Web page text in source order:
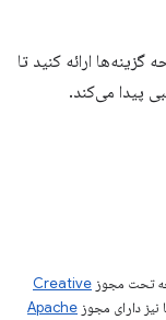
ارائه کنید تا
پیدا می‌کند.
تحت مجوز Creative
دارای مجوز Apache